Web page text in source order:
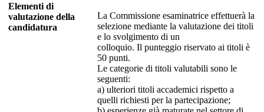
Elementi di
valutazione della
candidatura
La Commissione esaminatrice effettuerà la
selezione mediante la valutazione dei titoli
e lo svolgimento di un
colloquio. Il punteggio riservato ai titoli è
50 punti.
Le categorie di titoli valutabili sono le
seguenti:
a) ulteriori titoli accademici rispetto a
quelli richiesti per la partecipazione;